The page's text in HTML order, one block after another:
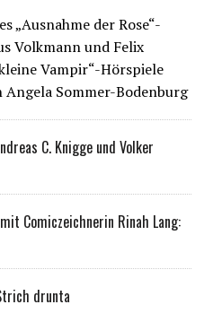
„Ausnahme der Rose“-
Volkmann und Felix
Vampir“-Hörspiele
Angela Sommer-Bodenburg
C. Knigge und Volker
Comiczeichnerin Rinah Lang:
drunta